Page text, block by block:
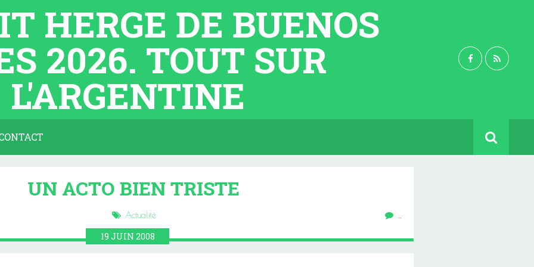
HERGE DE BUENOS
2026. TOUT SUR
L'ARGENTINE
UN ACTO BIEN TRISTE
Actualité …
19 JUIN 2008